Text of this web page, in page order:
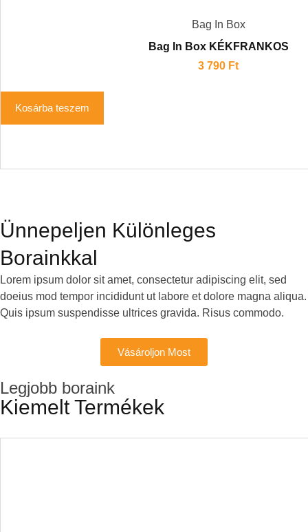
Bag In Box
Bag In Box KÉKFRANKOS
3 790 Ft
Kosárba teszem
Ünnepeljen Különleges
Borainkkal
Lorem ipsum dolor sit amet, consectetur adipiscing elit, sed
doeius mod tempor incididunt ut labore et dolore magna aliqua.
Quis ipsum suspendisse ultrices gravida. Risus commodo.
Vásároljon Most
Legjobb boraink
Kiemelt Termékek